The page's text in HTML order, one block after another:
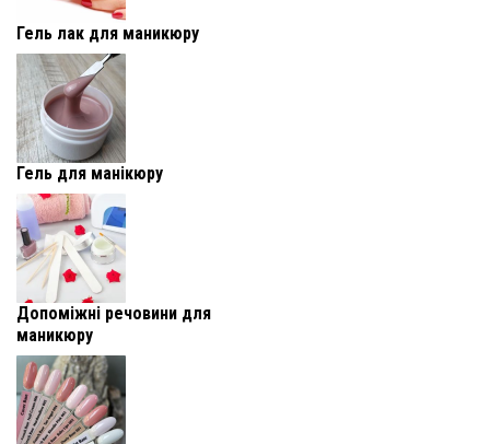
Гель лак для маникюру
Гель для манікюру
Допоміжні речовини для
маникюру